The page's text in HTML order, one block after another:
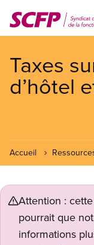
au
contenu
Taxes
d’hôtel
Accueil
Attention :
pourrait que
informations